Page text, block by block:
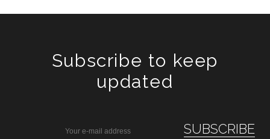
Subscribe to keep
updated